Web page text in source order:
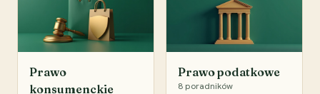
Prawo
konsumenckie
Prawo podatkowe
8 poradników